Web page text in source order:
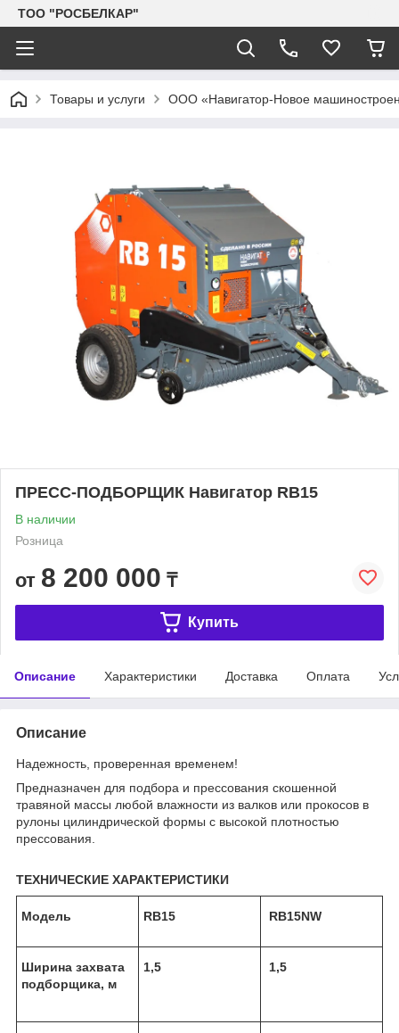
TOO "РОСБЕЛКАР"
Товары и услуги ООО «Навигатор-Новое
ПРЕСС-ПОДБОРЩИК Навигатор RB15
В наличии
Розница
от 8 200 000 ₸
Купить
Описание Характеристики Доставка Оплата
Описание
Надежность, проверенная временем!
Предназначен для подбора и прессования скошенной
травяной массы любой влажности из валков или прокосов в
рулоны цилиндрической формы с высокой плотностью
прессования.
ТЕХНИЧЕСКИЕ ХАРАКТЕРИСТИКИ
Модель RB15 RB15NW
Ширина захвата
подборщика, м
1,5 1,5